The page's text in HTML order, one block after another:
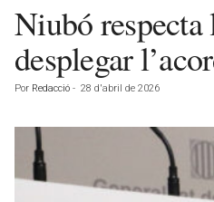
Niubó respecta
desplegar
Por Redacció - 28 d'abril de 2026